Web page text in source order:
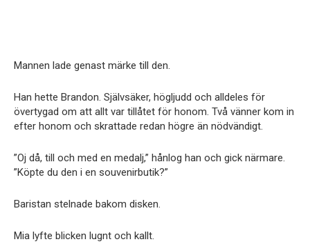
Mannen lade genast märke till den.
Han hette Brandon. Självsäker, högljudd och alldeles för
övertygad om att allt var tillåtet för honom. Två vänner kom in
efter honom och skrattade redan högre än nödvändigt.
”Oj då, till och med en medalj,” hånlog han och gick närmare.
”Köpte du den i en souvenirbutik?”
Baristan stelnade bakom disken.
Mia lyfte blicken lugnt och kallt.